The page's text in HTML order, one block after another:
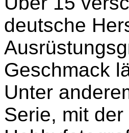
deutsche
Geschmack
Unter
Serie, mit